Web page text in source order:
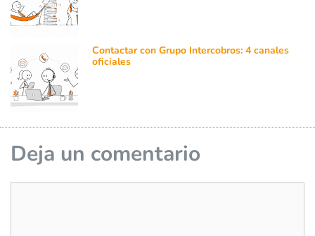
Contactar con Grupo Intercobros: 4 canales
oficiales
Deja un comentario